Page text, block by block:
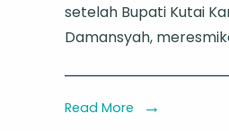
setelah Bupati Kutai
Damansyah,
Read More